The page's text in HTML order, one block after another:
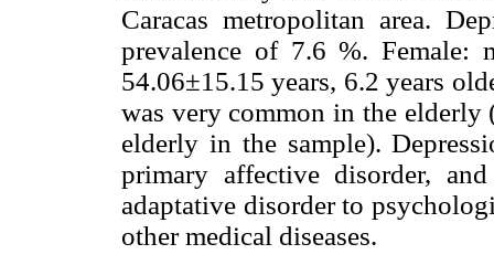
Caracas metropolitan area.
prevalence of 7.6 %. Female:
54.06±15.15 years, 6.2 years
was very common in the elderly
elderly in the sample).
primary affective disorder,
adaptative disorder to
other medical diseases.